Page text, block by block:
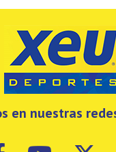
en nuestras